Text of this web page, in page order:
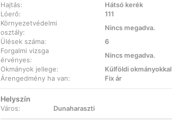
Hajtás:
Hátsó kerék
Lóerő:
111
Környezetvédelmi
osztály:
Nincs megadva.
Ülések száma:
6
Forgalmi vizsga
érvényes:
Nincs megadva.
Okmányok jellege:
Külföldi okmányokkal
Árengedmény ha van:
Fix ár
Helyszín
Város: Dunaharaszti